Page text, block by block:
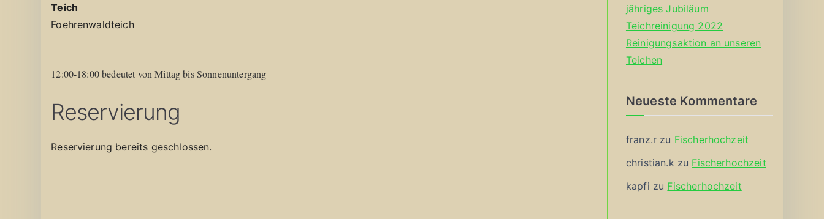
Teich
Foehrenwaldteich
12:00-18:00 bedeutet von Mittag bis Sonnenuntergang
Reservierung
Reservierung bereits geschlossen.
jähriges Jubiläum
Teichreinigung 2022
Reinigungsaktion an unseren
Teichen
Neueste Kommentare
franz.r zu Fischerhochzeit
christian.k zu Fischerhochzeit
kapfi zu Fischerhochzeit